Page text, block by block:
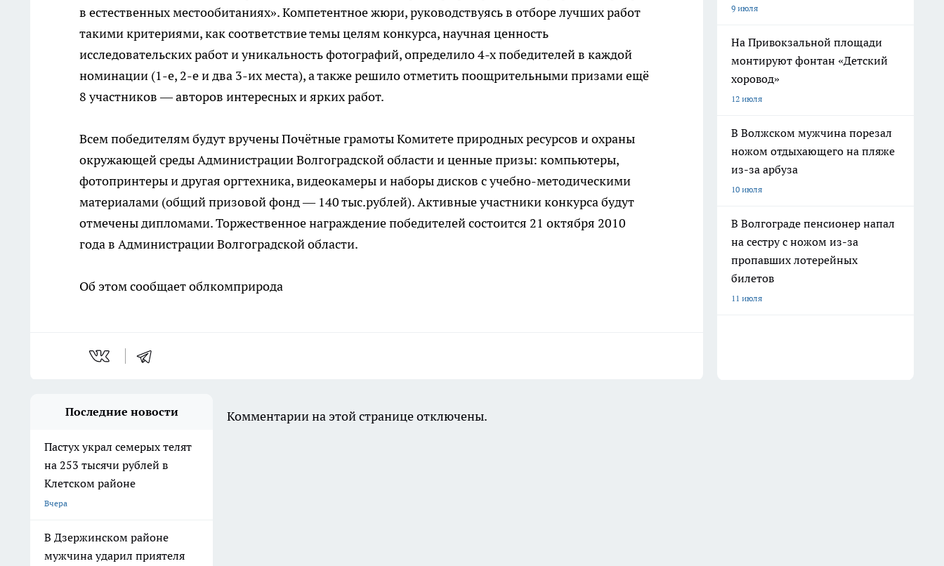
в естественных местообитаниях». Компетентное жюри, руководствуясь в отборе лучших работ
такими критериями, как соответствие темы целям конкурса, научная ценность
исследовательских работ и уникальность фотографий, определило 4-х победителей в каждой
номинации (1-е, 2-е и два 3-их места), а также решило отметить поощрительными призами ещё
8 участников — авторов интересных и ярких работ.
Всем победителям будут вручены Почётные грамоты Комитете природных ресурсов и охраны
окружающей среды Администрации Волгоградской области и ценные призы: компьютеры,
фотопринтеры и другая оргтехника, видеокамеры и наборы дисков с учебно-методическими
материалами (общий призовой фонд — 140 тыс.рублей). Активные участники конкурса будут
отмечены дипломами. Торжественное награждение победителей состоится 21 октября 2010
года в Администрации Волгоградской области.
Об этом сообщает облкомприрода
9 июля
На Привокзальной площади
монтируют фонтан «Детский
хоровод»
12 июля
В Волжском мужчина порезал
ножом отдыхающего на пляже
из-за арбуза
10 июля
В Волгограде пенсионер напал
на сестру с ножом из-за
пропавших лотерейных
билетов
11 июля
Последние новости
Пастух украл семерых телят
на 253 тысячи рублей в
Клетском районе
Вчера
В Дзержинском районе
мужчина ударил приятеля
Комментарии на этой странице отключены.